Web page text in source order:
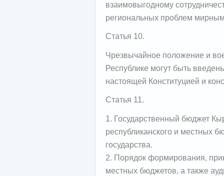
взаимовыгодному
региональных проблем
Статья 10.
Чрезвычайное положение и
Республике могут быть
настоящей Конституцией и
Статья 11.
1. Государственный бюджет
республиканского и местных
государства.
2. Порядок формирования,
местных бюджетов, а также